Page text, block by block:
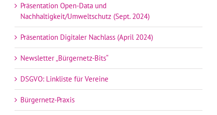
Präsentation Open-Data und
Nachhaltigkeit/Umweltschutz (Sept. 2024)
Präsentation Digitaler Nachlass (April 2024)
Newsletter „Bürgernetz-Bits“
DSGVO: Linkliste für Vereine
Bürgernetz-Praxis